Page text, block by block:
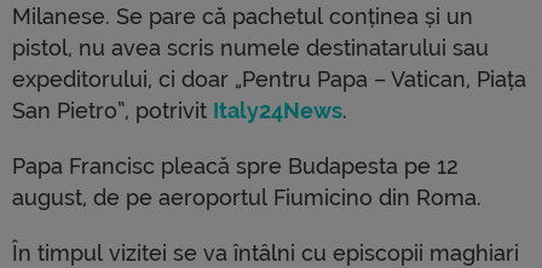
Milanese. Se pare că pachetul conținea și un
pistol, nu avea scris numele destinatarului sau
expeditorului, ci doar „Pentru Papa – Vatican, Piața
San Pietro”, potrivit Italy24News.
Papa Francisc pleacă spre Budapesta pe 12
august, de pe aeroportul Fiumicino din Roma.
În timpul vizitei se va întâlni cu episcopii maghiari